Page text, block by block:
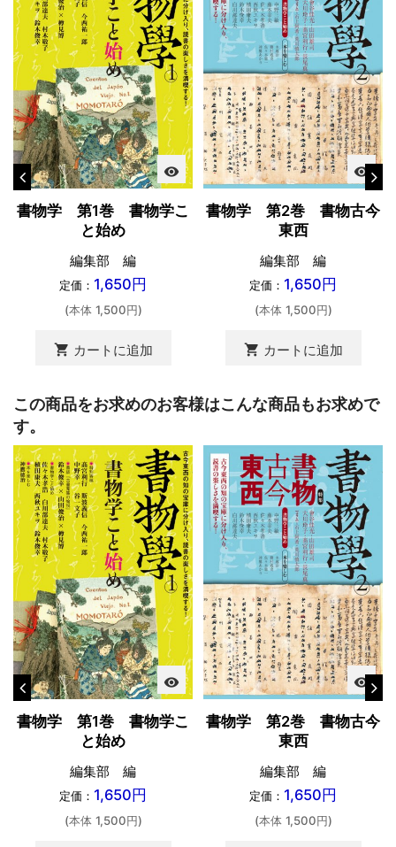
visibility
書物学 第1巻 書物学こ
と始め
編集部 編
定価： 1,650円
(本体 1,500円)
shopping_cart カートに追加
visibility
書物学 第2巻 書物古今
東西
編集部 編
定価： 1,650円
(本体 1,500円)
shopping_cart カートに追加
この商品をお求めのお客様はこんな商品もお求めで
す。
visibility
書物学 第1巻 書物学こ
と始め
編集部 編
定価： 1,650円
(本体 1,500円)
visibility
書物学 第2巻 書物古今
東西
編集部 編
定価： 1,650円
(本体 1,500円)